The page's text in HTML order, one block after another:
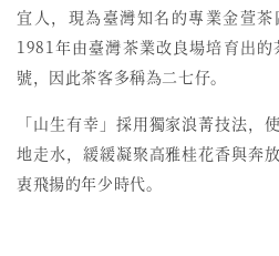
宜人，現為臺灣知名的專業金萱茶
1981年由臺灣茶業改良場培育出
號，因此茶客多稱為二七仔。
「山生有幸」採用獨家浪菁技法，
地走水，緩緩凝聚高雅桂花香與奔
衷飛揚的年少時代。